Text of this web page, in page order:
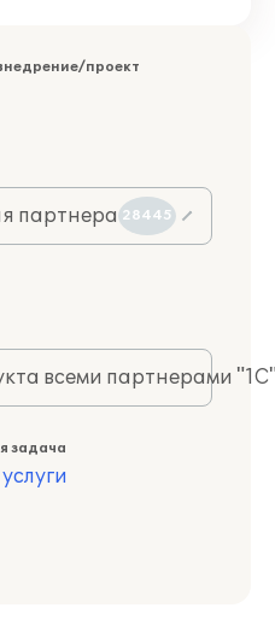
проект
партнера 28445
всеми партнерами
задача